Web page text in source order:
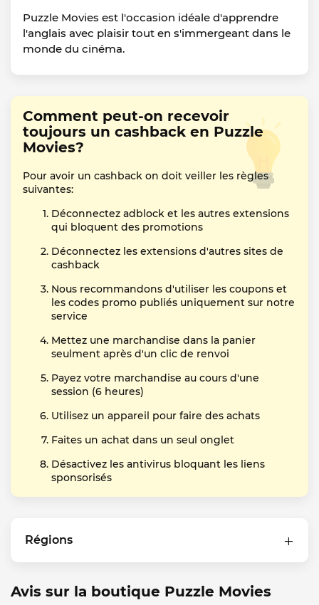
Puzzle Movies est l'occasion idéale d'apprendre
l'anglais avec plaisir tout en s'immergeant dans le
monde du cinéma.
Comment peut-on recevoir
toujours un cashback en Puzzle
Movies?
Pour avoir un cashback on doit veiller les règles
suivantes:
Déconnectez adblock et les autres extensions
qui bloquent des promotions
Déconnectez les extensions d'autres sites de
cashback
Nous recommandons d'utiliser les coupons et
les codes promo publiés uniquement sur notre
service
Mettez une marchandise dans la panier
seulment après d'un clic de renvoi
Payez votre marchandise au cours d'une
session (6 heures)
Utilisez un appareil pour faire des achats
Faites un achat dans un seul onglet
Désactivez les antivirus bloquant les liens
sponsorisés
Régions
Avis sur la boutique Puzzle Movies